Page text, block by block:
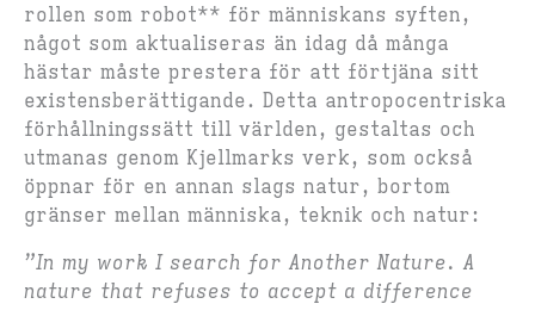
rollen som robot** för människans syften,
något som aktualiseras än idag då många
hästar måste prestera för att förtjäna sitt
existensberättigande. Detta antropocentriska
förhållningssätt till världen, gestaltas och
utmanas genom Kjellmarks verk, som också
öppnar för en annan slags natur, bortom
gränser mellan människa, teknik och natur:
”In my work I search for Another Nature. A
nature that refuses to accept a difference